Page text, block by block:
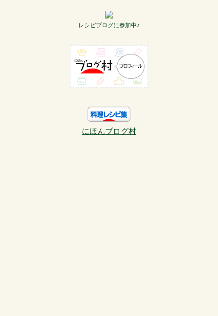
レシピブログに参加中♪
にほんブログ村